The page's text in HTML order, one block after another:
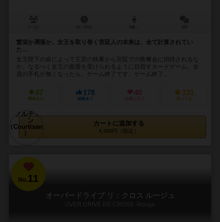
繁栄か凋落か。女王を取り巻く宮廷人の未来は、全て計算されてい
た…
女王陛下の命によって王室の執事から宮廷での晩餐会に招待されるな
か、なるべく女王の寵愛を受けられるように目指すカードゲーム。全
員の手札が無くなったら、ゲーム終了です。ゲーム終了...
87
興味あり
178
経験あり
40
お気に入り
131
持ってる
カートに追加する
4,400円（税込）
No.11
オーバードライブ リ：クロス ルージュ
OVER DRIVE RE:CROSS -Rouge